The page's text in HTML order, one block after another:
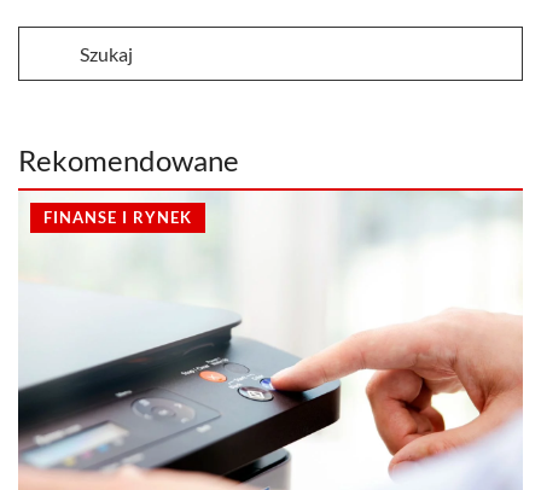
Rekomendowane
FINANSE I RYNEK